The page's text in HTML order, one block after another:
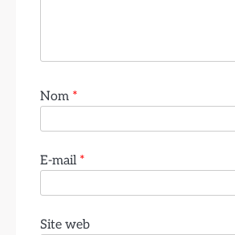
Nom *
E-mail *
Site web